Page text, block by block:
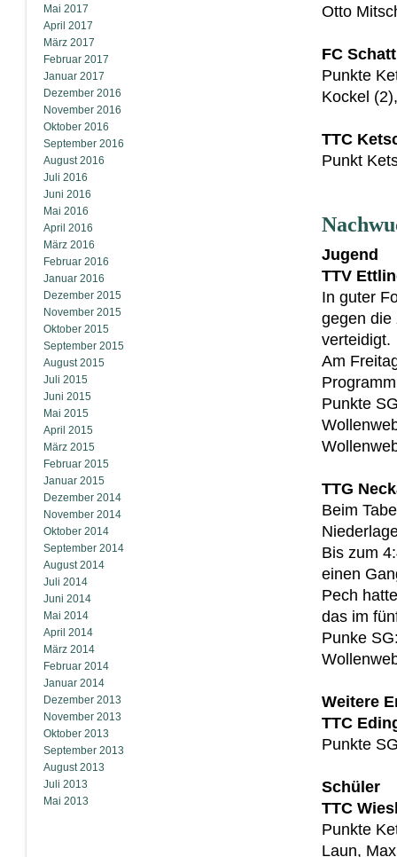
Mai 2017
April 2017
März 2017
Februar 2017
Januar 2017
Dezember 2016
November 2016
Oktober 2016
September 2016
August 2016
Juli 2016
Juni 2016
Mai 2016
April 2016
März 2016
Februar 2016
Januar 2016
Dezember 2015
November 2015
Oktober 2015
September 2015
August 2015
Juli 2015
Juni 2015
Mai 2015
April 2015
März 2015
Februar 2015
Januar 2015
Dezember 2014
November 2014
Oktober 2014
September 2014
August 2014
Juli 2014
Juni 2014
Mai 2014
April 2014
März 2014
Februar 2014
Januar 2014
Dezember 2013
November 2013
Oktober 2013
September 2013
August 2013
Juli 2013
Mai 2013
Otto
FC
Punkte
Kockel
TTC
Punkt
Jugend
TTV
In guter
gegen die
verteidigt.
Am
Punkte
TTG
Beim
Bis zum
einen
Pech
das im
Punke
Weitere
TTC
Punkte
Schüler
TTC
Punkte
Laun,